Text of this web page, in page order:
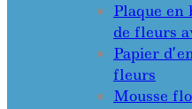
Plaque en
de fleurs
Papier
fleurs
Mousse